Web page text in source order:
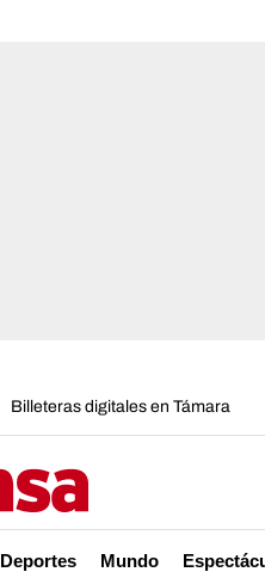
Billeteras digitales en Támara
Deportes Mundo